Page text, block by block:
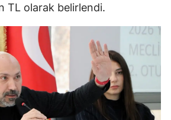
TL olarak belirlendi.